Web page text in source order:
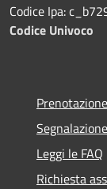
Codice Ipa:
Codice Univoco
Leggi le FAQ
Richiesta